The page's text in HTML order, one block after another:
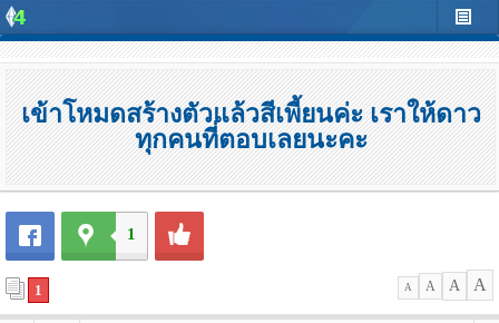
เข้าโหมดสร้างตัวแล้วสีเพี้ยนค่ะ เราให้ดาว
ทุกคนที่ตอบเลยนะคะ
1
1 A A A A